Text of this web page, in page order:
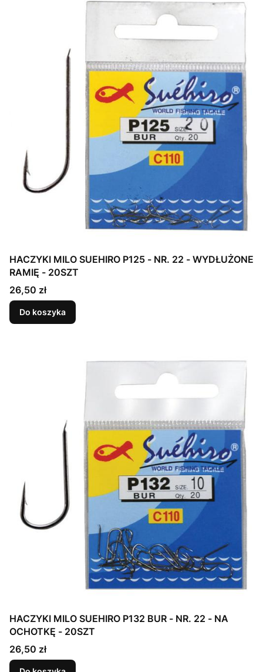
HACZYKI MILO SUEHIRO P125 - NR. 22 - WYDŁUŻONE
RAMIĘ - 20SZT
Cena
26,50 zł
Do koszyka
HACZYKI MILO SUEHIRO P132 BUR - NR. 22 - NA
OCHOTKĘ - 20SZT
Cena
26,50 zł